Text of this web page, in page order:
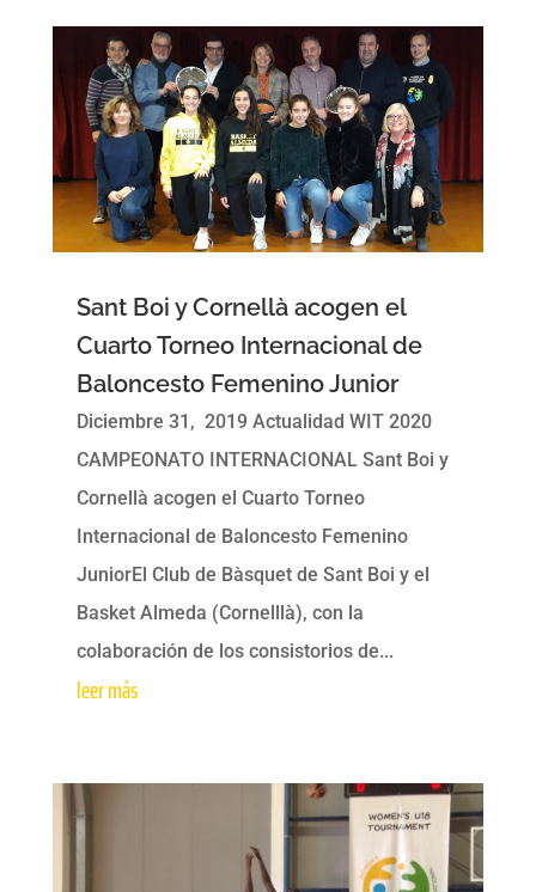
Sant Boi y Cornellà acogen el
Cuarto Torneo Internacional de
Baloncesto Femenino Junior
Diciembre 31, 2019 Actualidad WIT 2020
CAMPEONATO INTERNACIONAL Sant Boi y
Cornellà acogen el Cuarto Torneo
Internacional de Baloncesto Femenino
JuniorEl Club de Bàsquet de Sant Boi y el
Basket Almeda (Cornelllà), con la
colaboración de los consistorios de...
leer más